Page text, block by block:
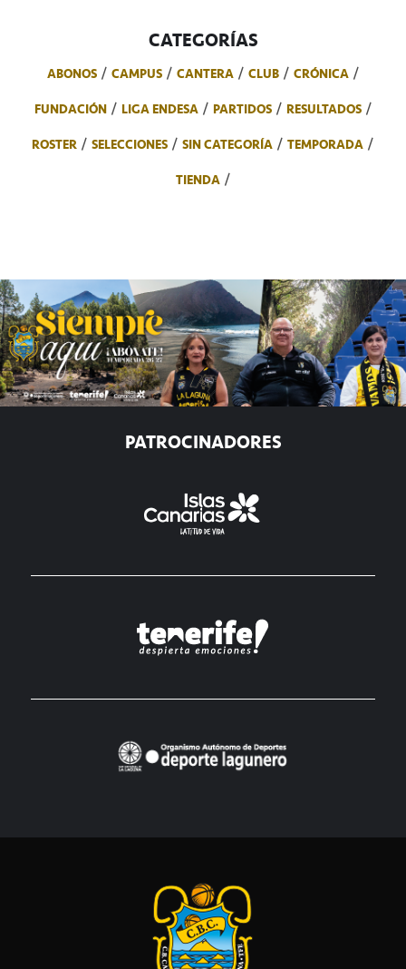
CATEGORÍAS
ABONOS CAMPUS CANTERA CLUB
CRÓNICA
FUNDACIÓN
LIGA ENDESA PARTIDOS
RESULTADOS
ROSTER
SELECCIONES SIN CATEGORÍA
TEMPORADA
TIENDA
PATROCINADORES